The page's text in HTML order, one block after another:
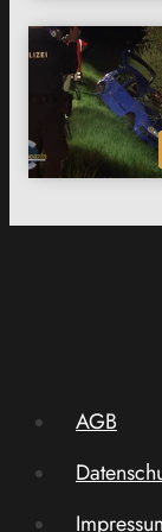
AGB